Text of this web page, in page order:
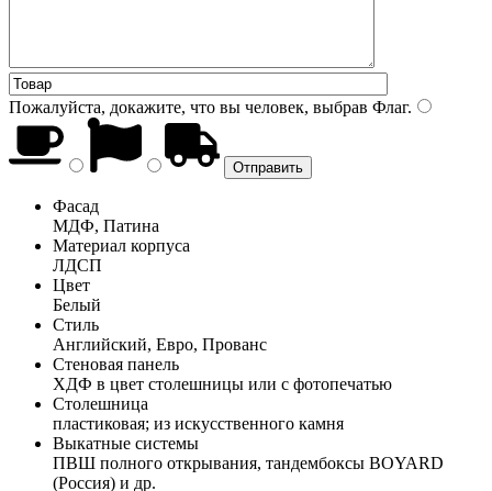
Пожалуйста, докажите, что вы человек, выбрав Флаг.
Фасад
МДФ, Патина
Материал корпуса
ЛДСП
Цвет
Белый
Стиль
Английский, Евро, Прованс
Стеновая панель
ХДФ в цвет столешницы или с фотопечатью
Столешница
пластиковая; из искусственного камня
Выкатные системы
ПВШ полного открывания, тандембоксы BOYARD
(Россия) и др.